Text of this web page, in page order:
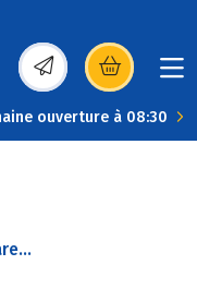
(s’ouvre dans une
ouverture à 08:30